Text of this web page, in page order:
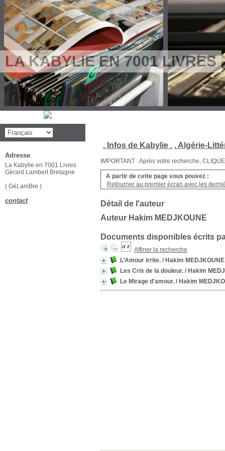
LA KABYLIE EN 7001 LIVRES
. Infos de Kabylie . . Algérie-
IMPORTANT : Après votre recherche,
A partir de cette page vous pouvez :
Retourner au premier écran avec les
Détail de l'auteur
Auteur Hakim MEDJKOUNE
Documents disponibles écrits
Affiner la recherche
L’Amour irrite. / Hakim MEDJKOUNE
Les Cris de la douleur. / Hakim
Le Mirage d'amour. / Hakim
Adresse
La Kabylie en 7001 Livres
Gérard Lambert Bretagne
( GéLamBre )
contact